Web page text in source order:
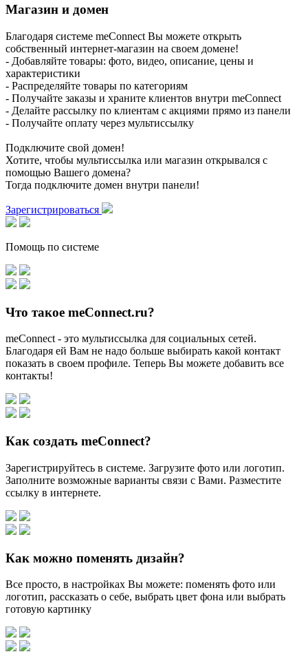
Магазин и домен
Благодаря системе meConnect Вы можете открыть
собственный интернет-магазин на своем домене!
- Добавляйте товары: фото, видео, описание, цены и
характеристики
- Распределяйте товары по категориям
- Получайте заказы и храните клиентов внутри meConnect
- Делайте рассылку по клиентам с акциями прямо из панели
- Получайте оплату через мультиссылку
Подключите свой домен!
Хотите, чтобы мультиссылка или магазин открывался с
помощью Вашего домена?
Тогда подключите домен внутри панели!
Зарегистрироваться
Помощь по системе
Что такое meConnect.ru?
meConnect - это мультиссылка для социальных сетей.
Благодаря ей Вам не надо больше выбирать какой контакт
показать в своем профиле. Теперь Вы можете добавить все
контакты!
Как создать meConnect?
Зарегистрируйтесь в системе. Загрузите фото или логотип.
Заполните возможные варианты связи с Вами. Разместите
ссылку в интернете.
Как можно поменять дизайн?
Все просто, в настройках Вы можете: поменять фото или
логотип, рассказать о себе, выбрать цвет фона или выбрать
готовую картинку